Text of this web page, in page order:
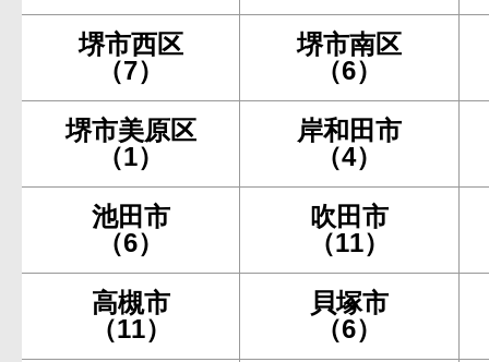
堺市西区
（7）
堺市南区
（6）
堺市美原区
（1）
岸和田市
（4）
池田市
（6）
吹田市
（11）
高槻市
（11）
貝塚市
（6）